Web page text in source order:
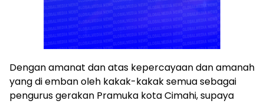
Dengan amanat dan atas kepercayaan dan amanah
yang di emban oleh kakak-kakak semua sebagai
pengurus gerakan Pramuka kota Cimahi, supaya